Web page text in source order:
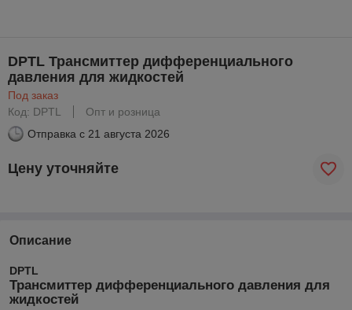
DPTL Трансмиттер дифференциального
давления для жидкостей
Под заказ
Код: DPTL
Опт и розница
Отправка с 21 августа 2026
Цену уточняйте
Описание
DPTL
Трансмиттер дифференциального давления для
жидкостей